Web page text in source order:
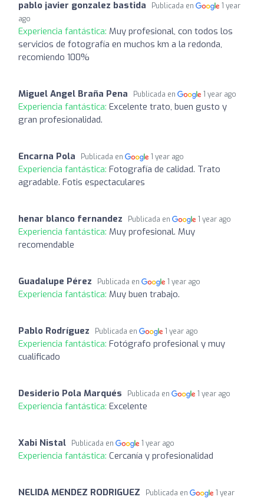
pablo javier gonzalez bastida Publicada en
1 year
ago
Experiencia fantástica: Muy profesional, con todos los
servicios de fotografía en muchos km a la redonda,
recomiendo 100%
Miguel Angel Braña Pena Publicada en 1 year ago
Experiencia fantástica: Excelente trato, buen gusto y
gran profesionalidad.
Encarna Pola Publicada en 1 year ago
Experiencia fantástica: Fotografía de calidad. Trato
agradable. Fotis espectaculares
henar blanco fernandez Publicada en 1 year ago
Experiencia fantástica: Muy profesional. Muy
recomendable
Guadalupe Pérez Publicada en 1 year ago
Experiencia fantástica: Muy buen trabajo.
Pablo Rodríguez Publicada en 1 year ago
Experiencia fantástica: Fotógrafo profesional y muy
cualificado
Desiderio Pola Marqués Publicada en 1 year ago
Experiencia fantástica: Excelente
Xabi Nistal Publicada en 1 year ago
Experiencia fantástica: Cercanía y profesionalidad
NELIDA MENDEZ RODRIGUEZ Publicada en
1 year